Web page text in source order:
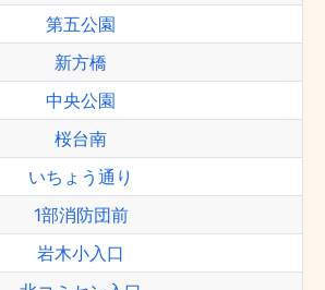
第五公園
新方橋
中央公園
桜台南
いちょう通り
1部消防団前
岩木小入口